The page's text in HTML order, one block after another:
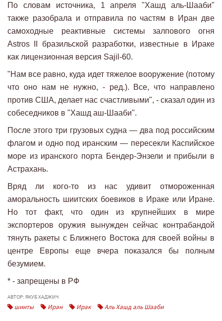
По словам источника, 1 апреля "Хашд аль-Шааби"
также разобрала и отправила по частям в Иран две
самоходные реактивные системы залпового огня
Astros II бразильской разработки, известные в Ираке
как лицензионная версия Sajil-60.
"Нам все равно, куда идет тяжелое вооружение (потому
что оно нам не нужно, - ред.). Все, что направлено
против США, делает нас счастливыми", - сказал один из
собеседников в "Хашд аш-Шааби".
После этого три грузовых судна — два под российским
флагом и одно под иранским — пересекли Каспийское
море из иранского порта Бендер-Энзели и прибыли в
Астрахань.
Вряд ли кого-то из нас удивит отмороженная
аморальность шиитских боевиков в Ираке или Иране.
Но тот факт, что один из крупнейших в мире
экспортеров оружия вынужден сейчас контрабандой
тянуть ракеты с Ближнего Востока для своей войны в
центре Европы еще вчера показался бы полным
безумием.
* - запрещены в РФ
АВТОР: ЯКУБ ХАДЖИЧ
шииты Иран Ирак Аль Хашд аль Шааби